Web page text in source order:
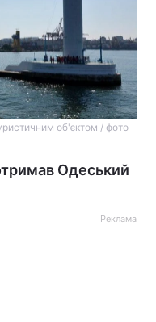
об'єктом / фото
Одеський
Реклама